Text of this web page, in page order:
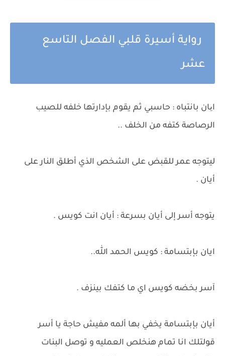
رواية أسيرة قلبي الفصل التاسع
عشر
ایان بانتباه : حاسبي ثم يقوم بإدارتها خلفه للصيب
الرصاصة كتفه من الخلف ..
ليتوجه عمر للقبض على الشخص الذي أطلق النار على
أيان .
يتوجه أسر إلى أيان بسرعة : أيان انت كويس .
ايان بإبتسامة : كويس الحمد الله..
آسر بخضه كويس اي ما كتفك بينزف .
أيان بإبتسامة يخفي بها ألمه مفيش حاجة يا أسر
قولتلك انا تمام هنخلص العمليه و توصل البنات